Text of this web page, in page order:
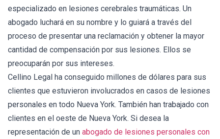
especializado en lesiones cerebrales traumáticas. Un
abogado luchará en su nombre y lo guiará a través del
proceso de presentar una reclamación y obtener la mayor
cantidad de compensación por sus lesiones. Ellos se
preocuparán por sus intereses.
Cellino Legal ha conseguido millones de dólares para sus
clientes que estuvieron involucrados en casos de lesiones
personales en todo Nueva York. También han trabajado con
clientes en el oeste de Nueva York. Si desea la
representación de un abogado de lesiones personales con